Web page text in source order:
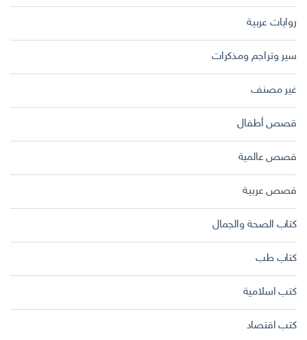
روايات عربية
سير وتراجم ومذكرات
غير مصنف
قصص أطفال
قصص عالمية
قصص عربية
كتاب الصحة والجمال
كتاب طب
كتب اسلامية
كتب اقتصاد